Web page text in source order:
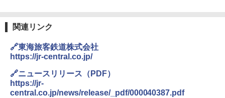
関連リンク
🔗東海旅客鉄道株式会社
https://jr-central.co.jp/
🔗ニュースリリース（PDF）
https://jr-
central.co.jp/news/release/_pdf/000040387.pdf